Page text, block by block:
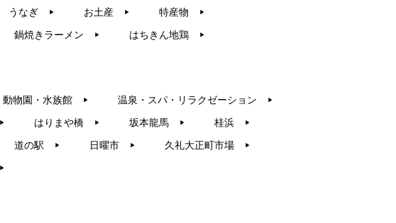
うなぎ ▶︎ お土産 ▶︎ 特産物 ▶︎
鍋焼きラーメン ▶︎ はちきん地鶏 ▶︎
動物園・水族館 ▶︎ 温泉・スパ・リラクゼーション ▶︎
▶︎ はりまや橋 ▶︎ 坂本龍馬 ▶︎ 桂浜 ▶︎
道の駅 ▶︎ 日曜市 ▶︎ 久礼大正町市場 ▶︎
▶︎